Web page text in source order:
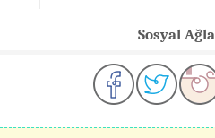
Sosyal